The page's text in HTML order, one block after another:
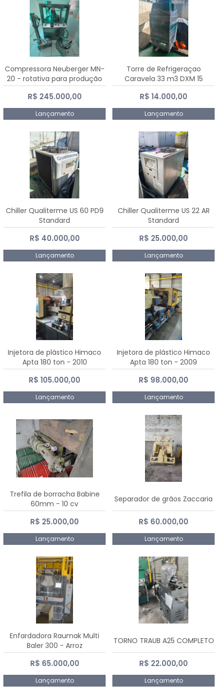
Compressora Neuberger MN-
20 - rotativa para produção
de comprimidos
R$ 245.000,00
Lançamento
Torre de Refrigeraçao
Caravela 33 m3 DXM 15
R$ 14.000,00
Lançamento
Chiller Qualiterme US 60 PD9
Standard
R$ 40.000,00
Lançamento
Chiller Qualiterme US 22 AR
Standard
R$ 25.000,00
Lançamento
Injetora de plástico Himaco
Apta 180 ton - 2010
R$ 105.000,00
Lançamento
Injetora de plástico Himaco
Apta 180 ton - 2009
R$ 98.000,00
Lançamento
Trefila de borracha Babine
60mm - 10 cv
R$ 25.000,00
Lançamento
Separador de grãos Zaccaria
R$ 60.000,00
Lançamento
Enfardadora Raumak Multi
Baler 300 - Arroz
R$ 65.000,00
Lançamento
TORNO TRAUB A25 COMPLETO
R$ 22.000,00
Lançamento